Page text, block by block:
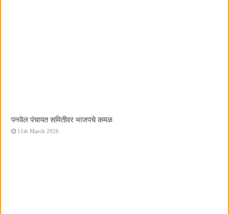
पनवेल पंचायत समितीवर भाजपचे कमळ
11th March 2026